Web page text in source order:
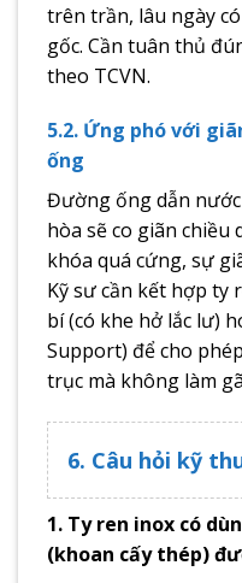
trên trần, lâu ngày
gốc. Cần tuân thủ
theo TCVN.
5.2. Ứng phó với
ống
Đường ống dẫn
hòa sẽ co giãn chiều
khóa quá cứng, sự
Kỹ sư cần kết hợp ty
bí (có khe hở lắc lư)
Support) để cho
trục mà không làm
6. Câu hỏi kỹ
1. Ty ren inox có
(khoan cấy thép)